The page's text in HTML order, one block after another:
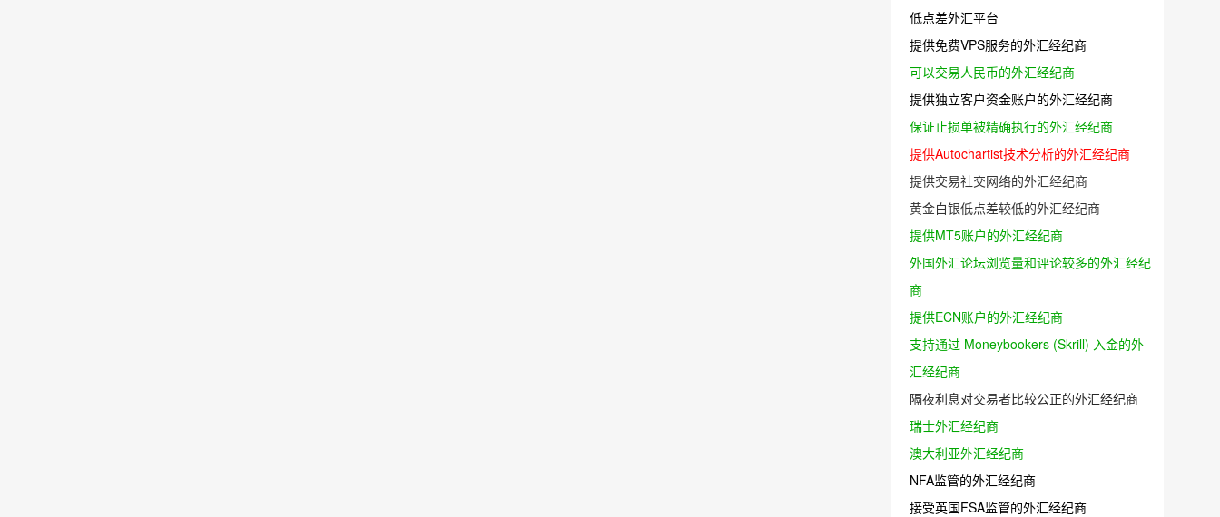
低点差外汇平台
提供免费VPS服务的外汇经纪商
可以交易人民币的外汇经纪商
提供独立客户资金账户的外汇经纪商
保证止损单被精确执行的外汇经纪商
提供Autochartist技术分析的外汇经纪商
提供交易社交网络的外汇经纪商
黄金白银低点差较低的外汇经纪商
提供MT5账户的外汇经纪商
外国外汇论坛浏览量和评论较多的外汇经纪
商
提供ECN账户的外汇经纪商
支持通过 Moneybookers (Skrill) 入金的外
汇经纪商
隔夜利息对交易者比较公正的外汇经纪商
瑞士外汇经纪商
澳大利亚外汇经纪商
NFA监管的外汇经纪商
接受英国FSA监管的外汇经纪商